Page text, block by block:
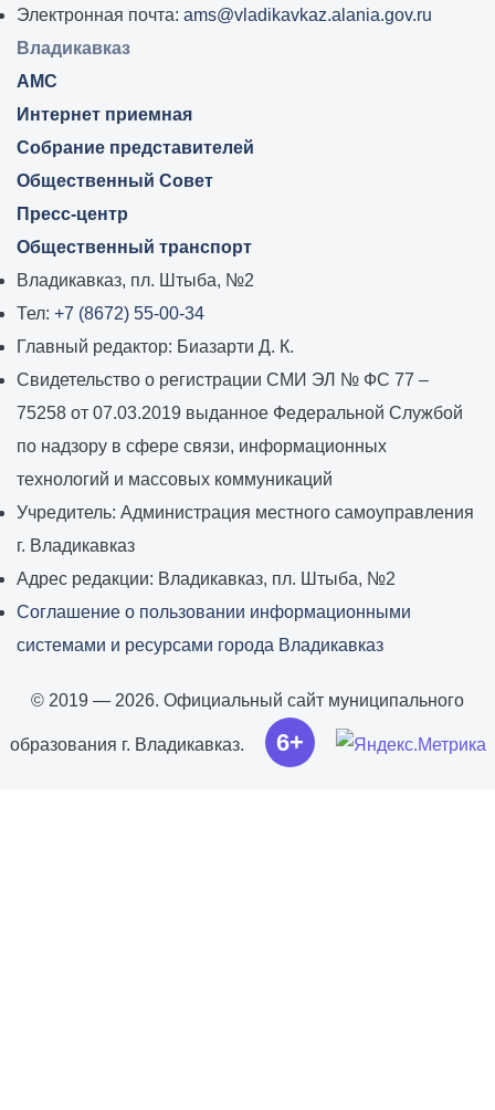
города
Владикавказ:
Электронная почта: ams@vladikavkaz.alania.gov.ru
Владикавказ
АМС
Интернет приемная
Собрание представителей
Общественный Совет
Пресс-центр
Общественный транспорт
Владикавказ, пл. Штыба, №2
Тел: +7 (8672) 55-00-34
Главный редактор: Биазарти Д. К.
Свидетельство о регистрации СМИ ЭЛ № ФС 77 –
75258 от 07.03.2019 выданное Федеральной Службой
по надзору в сфере связи, информационных
технологий и массовых коммуникаций
Учредитель: Администрация местного самоуправления
г. Владикавказ
Адрес редакции: Владикавказ, пл. Штыба, №2
Соглашение о пользовании информационными
системами и ресурсами города Владикавказ
© 2019 — 2026. Официальный сайт муниципального
образования г. Владикавказ. 6+